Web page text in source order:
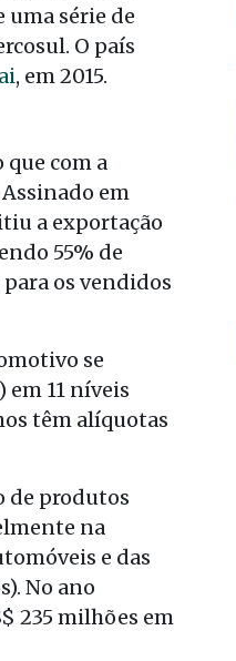
uma série de
O país
, em 2015.
com a
em
a exportação
55% de
os vendidos
se
11 níveis
têm alíquotas
de produtos
na
e das
No ano
235 milhões em